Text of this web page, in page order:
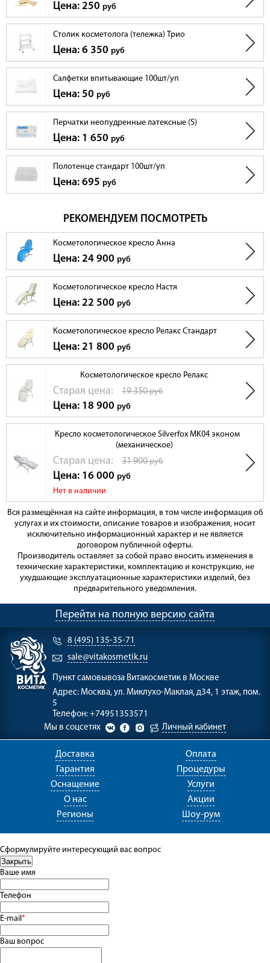
Цена: 250 руб
Столик косметолога (тележка) Трио
Цена: 6 350 руб
Салфетки впитывающие 100шт/уп
Цена: 50 руб
Перчатки неопудренные латексные (S)
Цена: 1 650 руб
Полотенце стандарт 100шт/уп
Цена: 695 руб
РЕКОМЕНДУЕМ ПОСМОТРЕТЬ
Косметологическое кресло Анна
Цена: 24 900 руб
Косметологическое кресло Настя
Цена: 22 500 руб
Косметологическое кресло Релакс Стандарт
Цена: 21 800 руб
Косметологическое кресло Релакс
Cтарая цена: 19 350руб
Цена: 18 900 руб
Кресло косметологическое Silverfox MK04 эконом
(механическое)
Cтарая цена: 31 900руб
Цена: 16 000 руб
Нет в наличии
Вся размещённая на сайте информация, в том числе информация об
услугах и их стоимости, описание товаров и изображения, носит
исключительно информационный характер и не является
договором публичной оферты.
Производитель оставляет за собой право вносить изменения в
технические характеристики, комплектацию и конструкцию, не
ухудшающие эксплуатационные характеристики изделий, без
предварительного уведомления.
Перейти на полную версию сайта
8 (495) 135-35-71
sale@vitakosmetik.ru
Пункт самовывоза Витакосметик в Москве
Адрес: Москва, ул. Миклухо-Маклая, д34, 1 этаж, пом.
5
Телефон: +74951353571
Мы в соцсетях
Личный кабинет
Доставка
Оплата
Гарантия
Процедуры
Оснащение
Услуги
О нас
Акции
Регионы
Шоу-рум
Сформулируйте интересующий вас вопрос
Ваше имя
Телефон
E-mail*
Ваш вопрос